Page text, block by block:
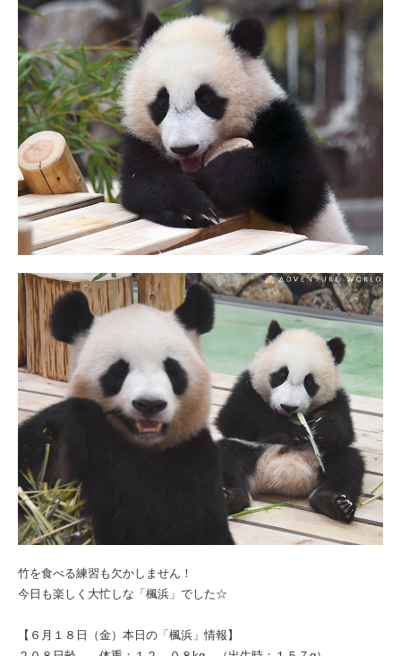
竹を食べる練習も欠かしません！
今日も楽しく大忙しな「楓浜」でした☆
【６月１８日（金）本日の「楓浜」情報】